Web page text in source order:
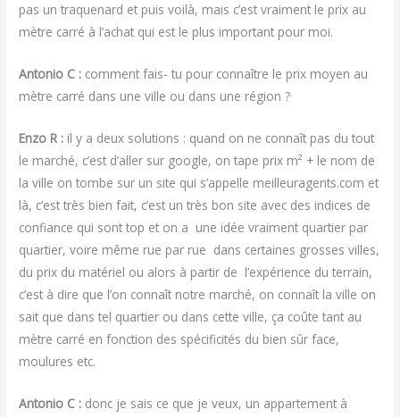
pas un traquenard et puis voilà, mais c’est vraiment le prix au
mètre carré à l’achat qui est le plus important pour moi.
Antonio C : comment fais- tu pour connaître le prix moyen au
mètre carré dans une ville ou dans une région ?
Enzo R : il y a deux solutions : quand on ne connaît pas du tout
le marché, c’est d’aller sur google, on tape prix m² + le nom de
la ville on tombe sur un site qui s’appelle meilleuragents.com et
là, c’est très bien fait, c’est un très bon site avec des indices de
confiance qui sont top et on a une idée vraiment quartier par
quartier, voire même rue par rue dans certaines grosses villes,
du prix du matériel ou alors à partir de l’expérience du terrain,
c’est à dire que l’on connaît notre marché, on connaît la ville on
sait que dans tel quartier ou dans cette ville, ça coûte tant au
mètre carré en fonction des spécificités du bien sûr face,
moulures etc.
Antonio C : donc je sais ce que je veux, un appartement à